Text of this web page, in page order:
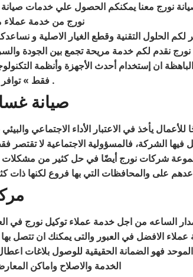
نورج معنا يمكنكم الحصول علي خدمات
نورج من خدمة عملاء
الحلول التقنية وقطع الغيار الاصلية و
نقدم لكم خدمة مريحة تجمع بين الجودة
ان إستخدام أحدث الأجهزة وأنظمة
فقط » توافر قطع غيار نورج الاصلية في مركز صيانة نورج .
صيانة
للأعمال يأخذ في الاعتبار الأداء الاجتماعي
الشركة، فالمسؤولية الاجتماعية لا
شركات نورج أيضًا في حل كثير من مشكلات
الساعه من اجل خدمة عملاء توكيل نورج في
الافضل في العبور والتى يمكنك ان تتصل
فهو الضمانة الحقيقية للوصول بلاغات
الخدمة والاصلاح واماكن